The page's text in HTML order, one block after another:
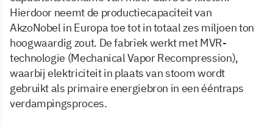
Hierdoor neemt de productiecapaciteit van
AkzoNobel in Europa toe tot in totaal zes miljoen ton
hoogwaardig zout. De fabriek werkt met MVR-
technologie (Mechanical Vapor Recompression),
waarbij elektriciteit in plaats van stoom wordt
gebruikt als primaire energiebron in een ééntraps
verdampingsproces.